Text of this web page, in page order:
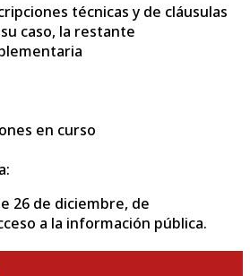
técnicas y de cláusulas
caso, la restante
en curso
26 de diciembre, de
a la información pública.